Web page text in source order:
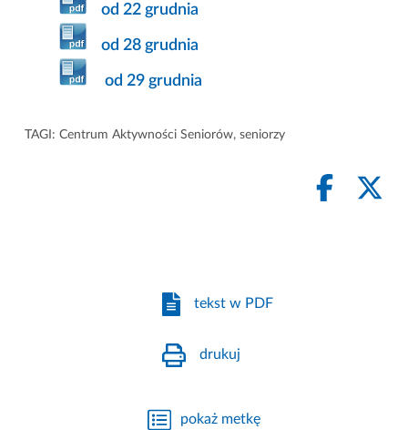
od 22 grudnia
od 28 grudnia
od 29 grudnia
TAGI: Centrum Aktywności Seniorów, seniorzy
tekst w PDF
drukuj
pokaż metkę